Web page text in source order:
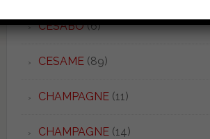
CESABO(6)
CESAME(89)
CHAMPAGNE(11)
CHAMPAGNE(14)